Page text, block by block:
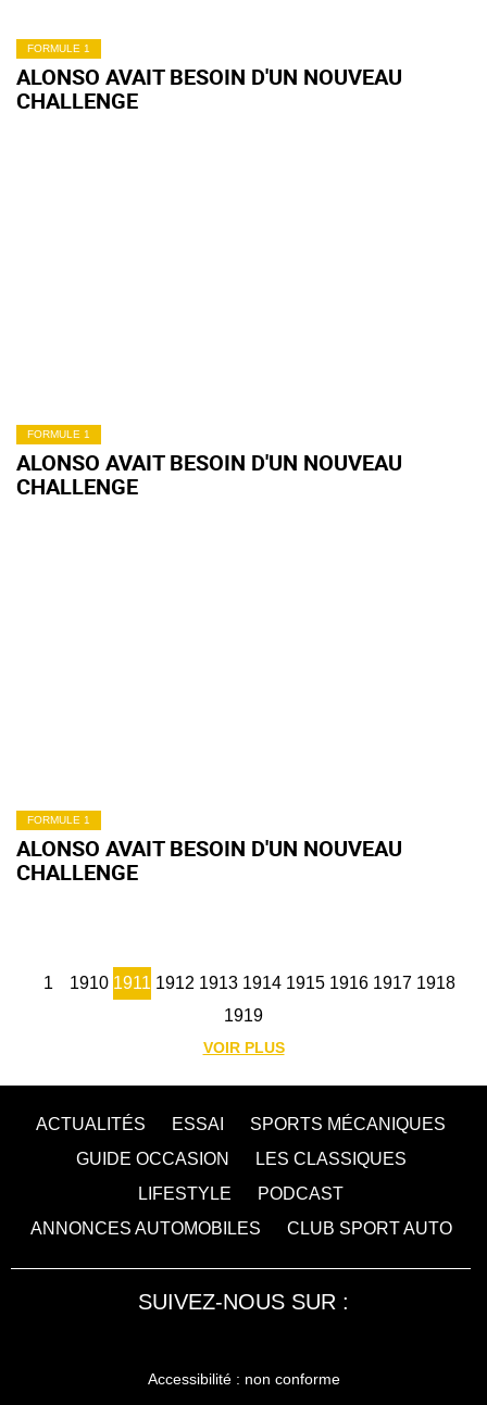
FORMULE 1
ALONSO AVAIT BESOIN D'UN NOUVEAU
CHALLENGE
FORMULE 1
ALONSO AVAIT BESOIN D'UN NOUVEAU
CHALLENGE
FORMULE 1
ALONSO AVAIT BESOIN D'UN NOUVEAU
CHALLENGE
1 1910 1911 1912 1913 1914 1915 1916 1917 1918
1919
VOIR PLUS
ACTUALITÉS ESSAI
SPORTS MÉCANIQUES
GUIDE OCCASION
LES CLASSIQUES
LIFESTYLE
PODCAST
ANNONCES AUTOMOBILES
CLUB SPORT AUTO
SUIVEZ-NOUS SUR :
Accessibilité : non conforme